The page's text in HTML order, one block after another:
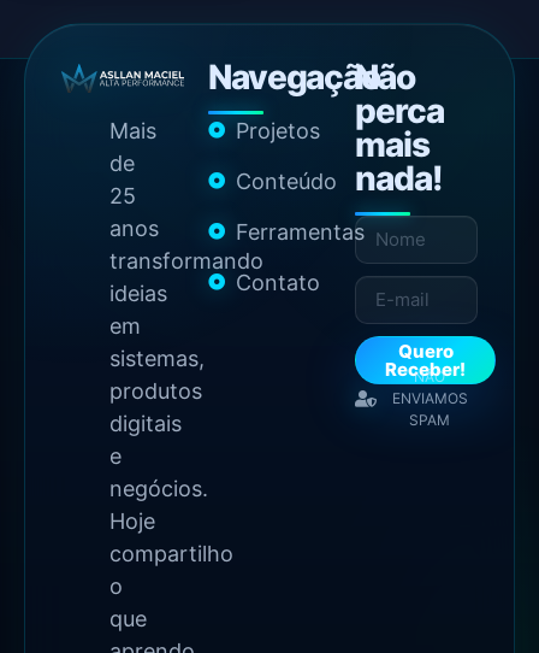
Mais
de
25
anos
transformando
ideias
em
sistemas,
produtos
digitais
e
negócios.
Hoje
compartilho
o
que
Navegação
Projetos
Conteúdo
Ferramentas
Contato
Não
perca
mais
nada!
Quero
Receber!
NÃO
ENVIAMOS
SPAM